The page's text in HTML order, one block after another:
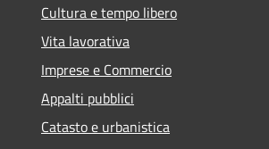
Cultura e tempo libero
Vita lavorativa
Imprese e Commercio
Appalti pubblici
Catasto e urbanistica